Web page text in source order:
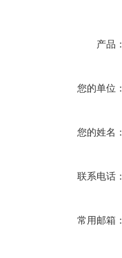
产品：
您的单位：
您的姓名：
联系电话：
常用邮箱：